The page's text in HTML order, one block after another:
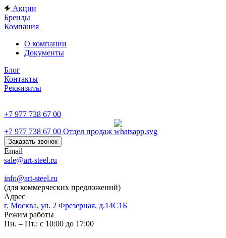
Акции
Бренды
Компания
О компании
Документы
Блог
Контакты
Реквизиты
+7 977 738 67 00
+7 977 738 67 00 Отдел продаж
Заказать звонок
Email
sale@art-steel.ru
info@art-steel.ru
(для коммерческих предложений)
Адрес
г. Москва, ул. 2 Фрезерная, д.14С1Б
Режим работы
Пн. – Пт.: с 10:00 до 17:00